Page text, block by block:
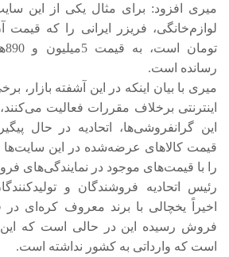
میری افزود: برای مثال یکی از این
رسانده است.
میری با بیان اینکه در این آشفته
اینترنتی برخلاف مقررات فعالیت
این گرانفروشی‌ها، اتحادیه در حال
قیمت کالاهای عرضه‌شده در این سایت‌ها را
را با قیمت‌های موجود در نمایندگی‌های
رئیس اتحادیه فروشندگان و
اخیراً یخچالی با برند معروف کره‌ای در
فروش رسیده این در حالی است که
است که وارداتی به کشور نداشته است.